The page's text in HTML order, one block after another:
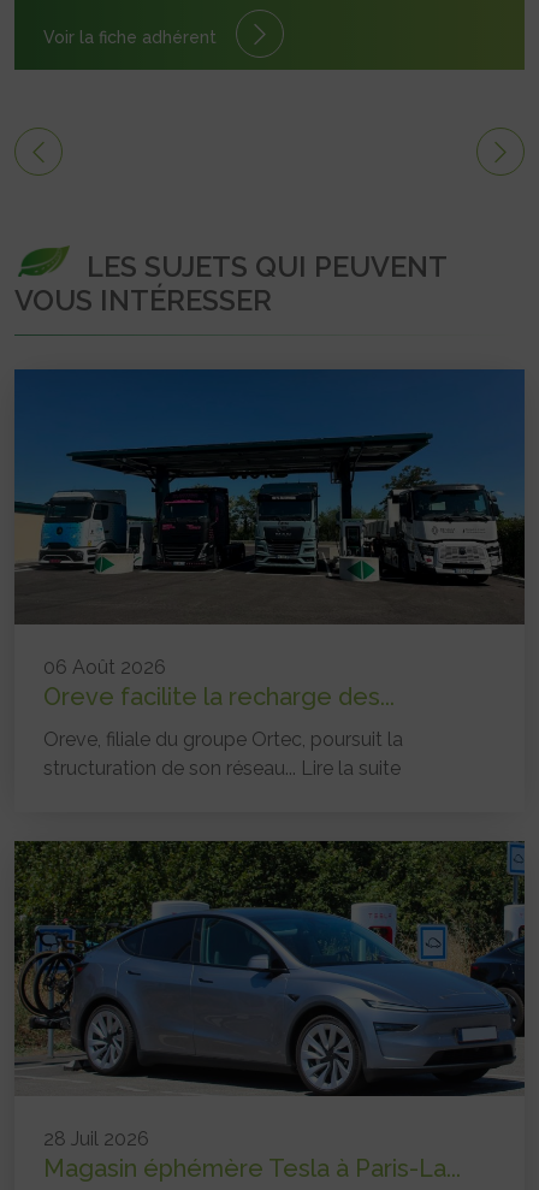
Voir la fiche adhérent
LES SUJETS QUI PEUVENT
VOUS INTÉRESSER
06 Août 2026
Oreve facilite la recharge des...
Oreve, filiale du groupe Ortec, poursuit la
structuration de son réseau... Lire la suite
28 Juil 2026
Magasin éphémère Tesla à Paris-La...